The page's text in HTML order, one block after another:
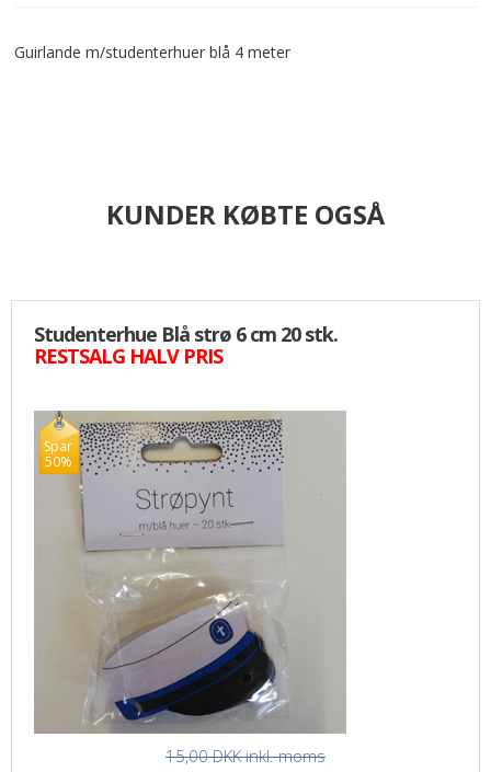
Guirlande m/studenterhuer blå 4 meter
KUNDER KØBTE OGSÅ
Studenterhue Blå strø 6 cm 20 stk.
RESTSALG HALV PRIS
Spar
50%
15,00 DKKinkl. moms